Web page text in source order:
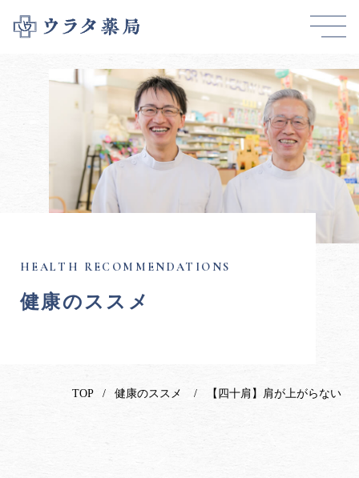
健康のススメ
TOP 健康のススメ 【四十肩】肩が上がらない